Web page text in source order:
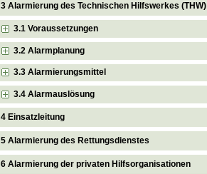
3 Alarmierung des Technischen Hilfswerkes (THW)
3.1 Voraussetzungen
3.2 Alarmplanung
3.3 Alarmierungsmittel
3.4 Alarmauslösung
4 Einsatzleitung
5 Alarmierung des Rettungsdienstes
6 Alarmierung der privaten Hilfsorganisationen